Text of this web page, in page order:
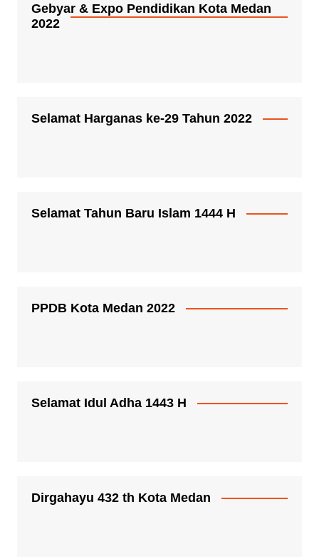
Gebyar & Expo Pendidikan Kota Medan
2022
Selamat Harganas ke-29 Tahun 2022
Selamat Tahun Baru Islam 1444 H
PPDB Kota Medan 2022
Selamat Idul Adha 1443 H
Dirgahayu 432 th Kota Medan